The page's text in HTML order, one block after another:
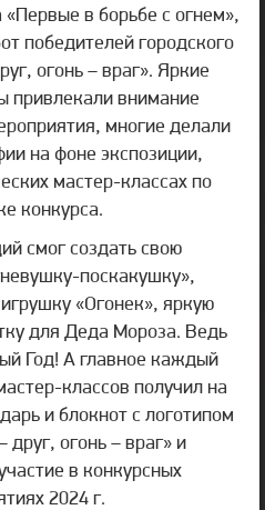
в борьбе с огнем»,
победителей городского
огонь – враг». Яркие
привлекали внимание
многие делали
на фоне экспозиции,
мастер-классах по
конкурса.
смог создать свою
поскакушку»,
«Огонек», яркую
для Деда Мороза. Ведь
Год! А главное каждый
классов получил на
и блокнот с логотипом
друг, огонь – враг» и
в конкурсных
2024 г.